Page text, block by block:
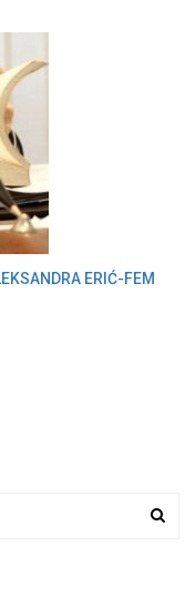
ERIĆ-FEM